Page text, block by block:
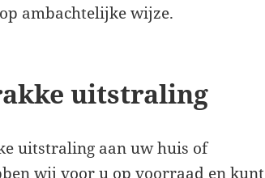
ambachtelijke wijze.
uitstraling
uitstraling aan uw huis of
wij voor u op voorraad en kunt